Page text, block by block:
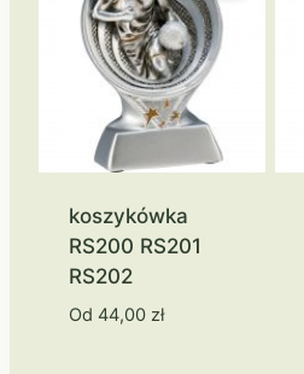
koszykówka
RS200 RS201
RS202
Od 44,00 zł